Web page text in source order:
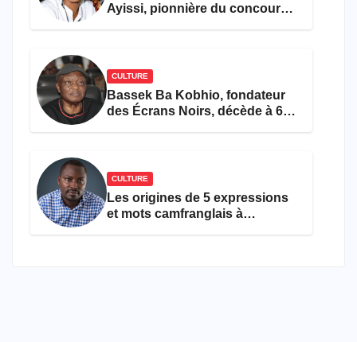
Ayissi, pionnière du concours
CULTURE
Bassek Ba Kobhio, fondateur
des Écrans Noirs, décède à 69
CULTURE
Les origines de 5 expressions
et mots camfranglais à